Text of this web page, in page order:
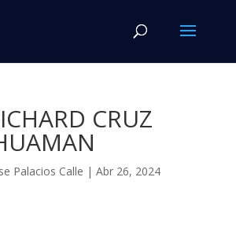
CRUZ
Palacios Calle | Abr 26, 2024